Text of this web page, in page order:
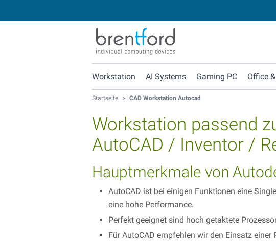
Workstation AI Systems Gaming PC Office
Startseite > CAD Workstation Autocad
Workstation passend
AutoCAD / Inventor /
Hauptmerkmale von
AutoCAD ist bei einigen Funktionen eine
eine hohe Performance.
Perfekt geeignet sind hoch getaktete
Für AutoCAD empfehlen wir den Einsatz